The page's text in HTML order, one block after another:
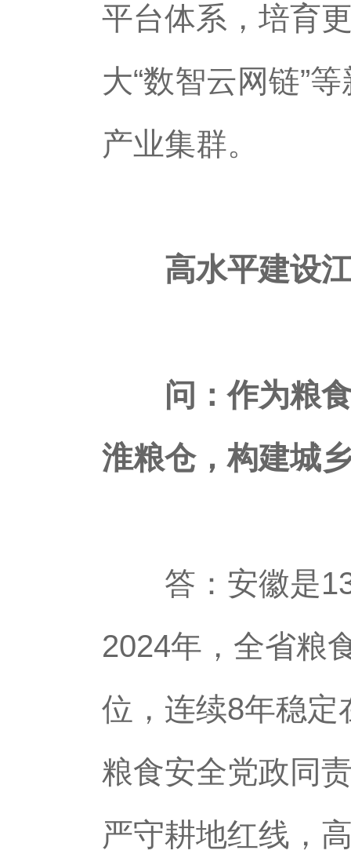
平台体系，培育
大“数智云网链”
产业集群。
高水平建设江
问：作为粮食
淮粮仓，构建城
答：安徽是13
2024年，全省粮
位，连续8年稳定
粮食安全党政同
严守耕地红线，